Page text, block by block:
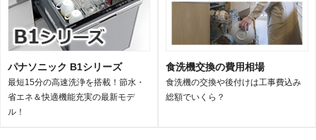
パナソニック B1シリーズ
最短15分の高速洗浄を搭載！節水・
省エネ＆快適機能充実の最新モデ
ル！
食洗機交換の費用相場
食洗機の交換や後付けは工事費込み
総額でいくら？